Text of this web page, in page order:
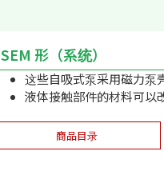
SEM 形（系统）
这些自吸式泵采用磁力泵
液体接触部件的材料可以
商品目录